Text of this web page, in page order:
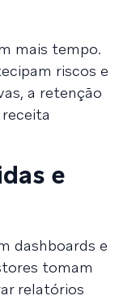
mais tempo.
riscos e
a retenção
e
dashboards e
tomam
relatórios